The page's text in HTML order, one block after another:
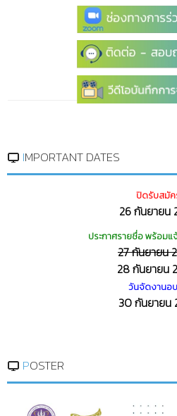
IMPORTANT DATES
ปิดรับสมัค
26 กันยายน
ประกาศรายชื่อ พร้อม
27 กันยายน
28 กันยายน
วันจัดงานอ
30 กันยายน
POSTER